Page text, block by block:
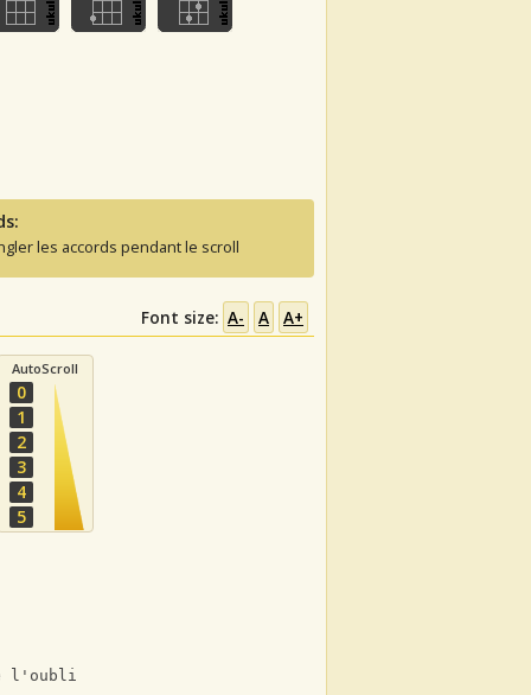
les accords pendant le scroll
Font size: A- A A+
AutoScroll
0
1
2
3
4
5
l'oubli